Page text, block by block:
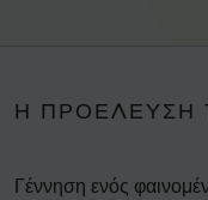
Η ΠΡΟΈΛΕΥΣΗ
Γέννηση ενός